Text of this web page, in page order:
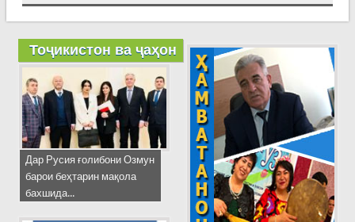
Тоҷикистон ва ҷаҳон
Дар Русия ғолибони Озмун
барои беҳтарин мақола
бахшида...